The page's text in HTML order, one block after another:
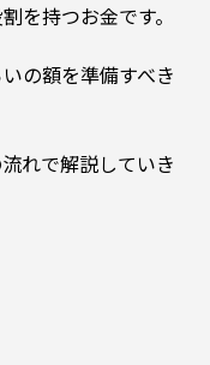
を持つお金です。
の額を準備すべき
れで解説していき